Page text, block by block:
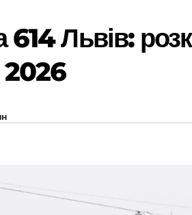
Львів:
2026